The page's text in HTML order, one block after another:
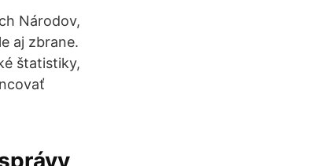
Národov,
aj zbrane.
štatistiky,